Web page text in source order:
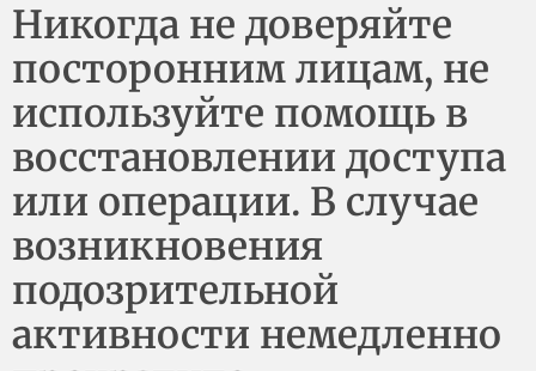
Никогда не доверяйте
посторонним лицам, не
используйте помощь в
восстановлении доступа
или операции. В случае
возникновения
подозрительной
активности немедленно